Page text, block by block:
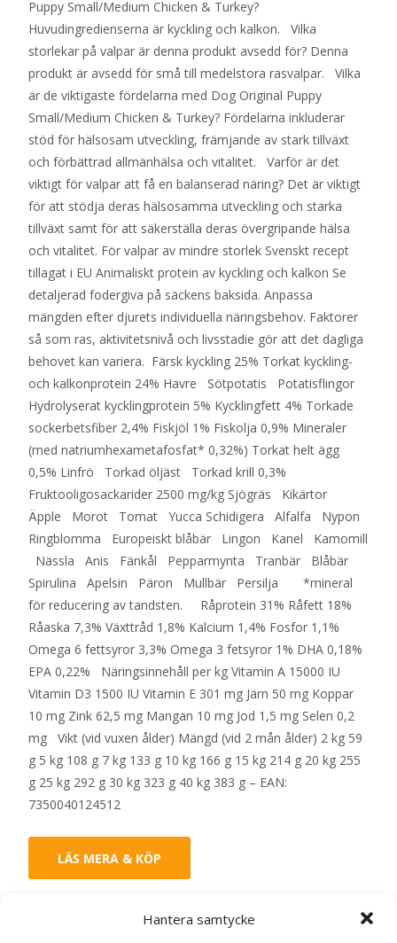
Hantera samtycke
Puppy Small/Medium Chicken & Turkey?
Huvudingredienserna är kyckling och kalkon. Vilka
storlekar på valpar är denna produkt avsedd för? Denna
produkt är avsedd för små till medelstora rasvalpar. Vilka
är de viktigaste fördelarna med Dog Original Puppy
Small/Medium Chicken & Turkey? Fördelarna inkluderar
stöd för hälsosam utveckling, främjande av stark tillväxt
och förbättrad allmänhälsa och vitalitet. Varför är det
viktigt för valpar att få en balanserad näring? Det är viktigt
för att stödja deras hälsosamma utveckling och starka
tillväxt samt för att säkerställa deras övergripande hälsa
och vitalitet. För valpar av mindre storlek Svenskt recept
tillagat i EU Animaliskt protein av kyckling och kalkon Se
detaljerad fodergiva på säckens baksida. Anpassa
mängden efter djurets individuella näringsbehov. Faktorer
så som ras, aktivitetsnivå och livsstadie gör att det dagliga
behovet kan variera. Färsk kyckling 25% Torkat kyckling-
och kalkonprotein 24% Havre Sötpotatis Potatisflingor
Hydrolyserat kycklingprotein 5% Kycklingfett 4% Torkade
sockerbetsfiber 2,4% Fiskjöl 1% Fiskolja 0,9% Mineraler
(med natriumhexametafosfat* 0,32%) Torkat helt ägg
0,5% Linfrö Torkad öljäst Torkad krill 0,3%
Fruktooligosackarider 2500 mg/kg Sjögräs Kikärtor
Äpple Morot Tomat Yucca Schidigera Alfalfa Nypon
Ringblomma Europeiskt blåbär Lingon Kanel Kamomill
Nässla Anis Fänkål Pepparmynta Tranbär Blåbär
Spirulina Apelsin Päron Mullbär Persilja *mineral
för reducering av tandsten. Råprotein 31% Råfett 18%
Råaska 7,3% Växttråd 1,8% Kalcium 1,4% Fosfor 1,1%
Omega 6 fettsyror 3,3% Omega 3 fetsyror 1% DHA 0,18%
EPA 0,22% Näringsinnehåll per kg Vitamin A 15000 IU
Vitamin D3 1500 IU Vitamin E 301 mg Järn 50 mg Koppar
10 mg Zink 62,5 mg Mangan 10 mg Jod 1,5 mg Selen 0,2
mg Vikt (vid vuxen ålder) Mängd (vid 2 mån ålder) 2 kg 59
g 5 kg 108 g 7 kg 133 g 10 kg 166 g 15 kg 214 g 20 kg 255
g 25 kg 292 g 30 kg 323 g 40 kg 383 g – EAN:
7350040124512
LÄS MERA & KÖP
Kategorier:Hundmat